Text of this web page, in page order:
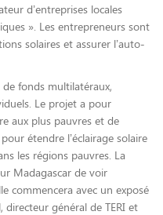
d’entreprises locales
». Les entrepreneurs sont
solaires et assurer l’auto-
fonds multilatéraux,
Le projet a pour
aux plus pauvres et de
étendre l’éclairage solaire
les régions pauvres. La
Madagascar de voir
commencera avec un exposé
général de TERI et